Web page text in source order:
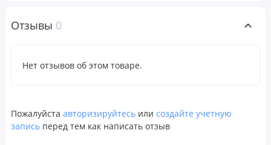
Отзывы 0
Нет отзывов об этом товаре.
Пожалуйста авторизируйтесь или создайте учетную
запись перед тем как написать отзыв